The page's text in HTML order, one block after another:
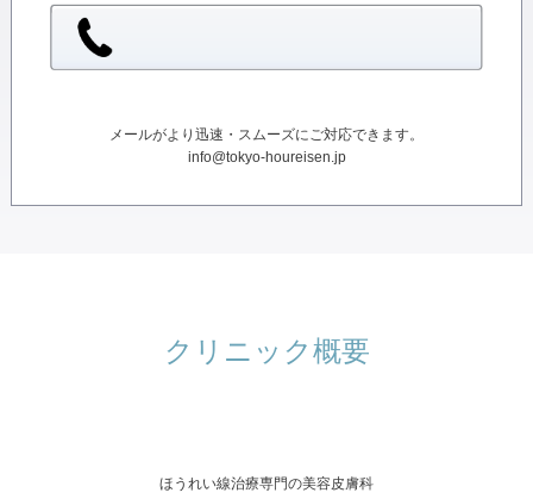
メールがより迅速・スムーズにご対応できます。
info@tokyo-houreisen.jp
クリニック概要
ほうれい線治療専門の美容皮膚科